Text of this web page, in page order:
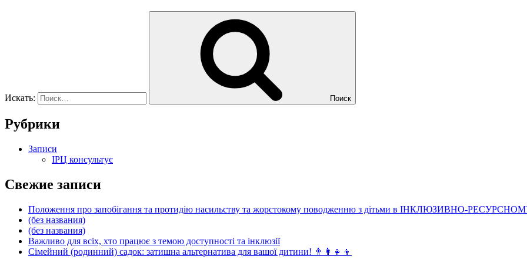
Искать: Поиск
Рубрики
Записи
ІРЦ консультує
Свежие записи
Положення про запобігання та протидію насильству та жорстокому поводженню з дітьми в ІНКЛЮЗИВНО-
(без названия)
(без названия)
Важливо для всіх, хто працює з темою доступності та інклюзії
Сімейний (родинний) садок: затишна альтернатива для вашої дитини! 👨‍👩‍👧‍👦